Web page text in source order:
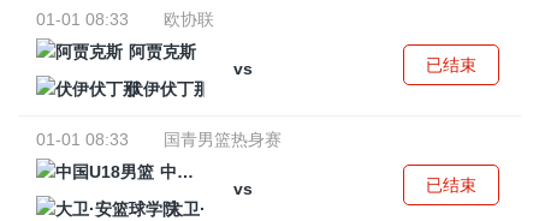
01-01 08:33
欧协联
阿贾克斯
vs
伏伊伏丁那
已结束
01-01 08:33
国青男篮热身赛
中国U18男篮
vs
大卫·安篮球学院
已结束